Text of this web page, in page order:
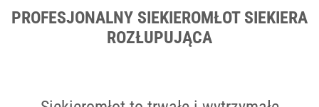
PROFESJONALNY SIEKIEROMŁOT SIEKIERA
ROZŁUPUJĄCA